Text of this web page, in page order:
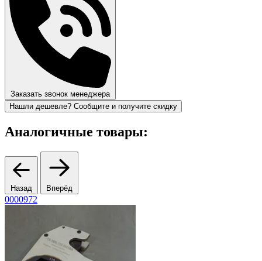
Заказать звонок менеджера
Нашли дешевле? Сообщите и получите скидку
Аналогичные товары:
Назад Вперёд
0000972